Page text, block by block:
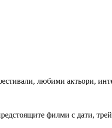
любими актьори,
филми с дати,